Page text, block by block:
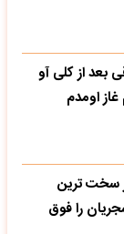
بعد از کلی آو
غاز اومدم
سخت ترین
را فوق